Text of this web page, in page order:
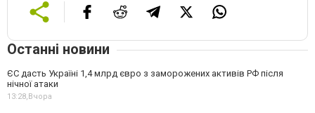
Останні новини
ЄС дасть Україні 1,4 млрд євро з заморожених активів РФ після
нічної атаки
13:28,Вчора